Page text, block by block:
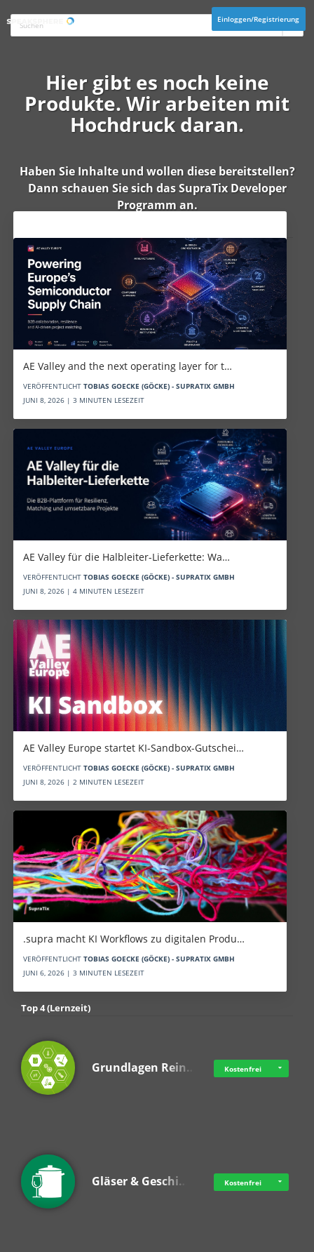
Einloggen/Registrierung
Hier gibt es noch keine
Produkte. Wir arbeiten mit
Hochdruck daran.
Haben Sie Inhalte und wollen diese bereitstellen?
Dann schauen Sie sich dasSupraTix Developer
Programm an.
AE Valley and the next operating layer for t…
VERÖFFENTLICHT TOBIAS GOECKE (GÖCKE) - SUPRATIX GMBH
JUNI 8, 2026 | 3 MINUTEN LESEZEIT
AE Valley für die Halbleiter-Lieferkette: Wa…
VERÖFFENTLICHT TOBIAS GOECKE (GÖCKE) - SUPRATIX GMBH
JUNI 8, 2026 | 4 MINUTEN LESEZEIT
AE Valley Europe startet KI-Sandbox-Gutschei…
VERÖFFENTLICHT TOBIAS GOECKE (GÖCKE) - SUPRATIX GMBH
JUNI 8, 2026 | 2 MINUTEN LESEZEIT
.supra macht KI Workflows zu digitalen Produ…
VERÖFFENTLICHT TOBIAS GOECKE (GÖCKE) - SUPRATIX GMBH
JUNI 6, 2026 | 3 MINUTEN LESEZEIT
Top 4 (Lernzeit)
Grundlagen Rein… Kostenfrei
Gläser & Geschi… Kostenfrei